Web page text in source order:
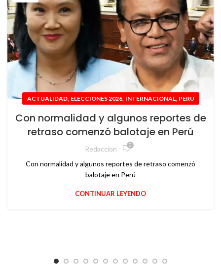
ACTUALIDAD, ELECCIONES 2026, INTERNACIONAL, PERU
Con normalidad y algunos reportes de
retraso comenzó balotaje en Perú
Redaccion 0
Con normalidad y algunos reportes de retraso comenzó
balotaje en Perú
CONTINUAR LEYENDO